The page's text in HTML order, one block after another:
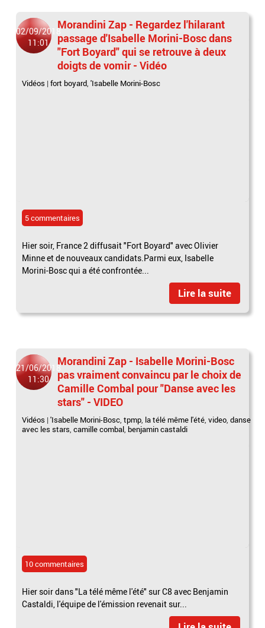
02/09/2018
11:01
Morandini Zap - Regardez l'hilarant
passage d'Isabelle Morini-Bosc dans
"Fort Boyard" qui se retrouve à deux
doigts de vomir - Vidéo
Vidéos |fort boyard,'Isabelle Morini-Bosc
5 commentaires
Hier soir, France 2 diffusait "Fort Boyard" avec Olivier
Minne et de nouveaux candidats.Parmi eux, Isabelle
Morini-Bosc qui a été confrontée...
Lire la suite
21/06/2018
11:30
Morandini Zap - Isabelle Morini-Bosc
pas vraiment convaincu par le choix de
Camille Combal pour "Danse avec les
stars" - VIDEO
Vidéos |'Isabelle Morini-Bosc,tpmp, la télé même l'été,video,danse
avec les stars,camille combal, benjamin castaldi
10 commentaires
Hier soir dans "La télé même l'été" sur C8 avec Benjamin
Castaldi, l'équipe de l'émission revenait sur...